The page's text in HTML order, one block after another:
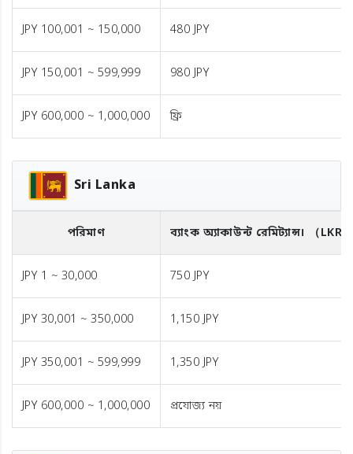
JPY 100,001 ~ 150,000 480 JPY
JPY 150,001 ~ 599,999 980 JPY
JPY 600,000 ~ 1,000,000 ফ্রি
Sri Lanka
পরিমাণ ব্যাংক অ্যাকাউন্ট রেমিট্যান্স। （LKR）
JPY 1 ~ 30,000 750 JPY
JPY 30,001 ~ 350,000 1,150 JPY
JPY 350,001 ~ 599,999 1,350 JPY
JPY 600,000 ~ 1,000,000 প্রযোজ্য নয়